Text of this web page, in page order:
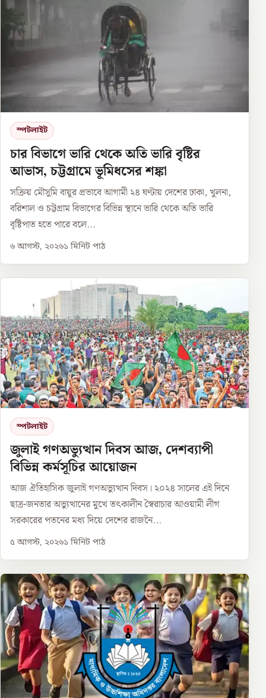
স্পটলাইট
চার বিভাগে ভারি থেকে অতি ভারি বৃষ্টির
আভাস, চট্টগ্রামে ভূমিধসের শঙ্কা
সক্রিয় মৌসুমি বায়ুর প্রভাবে আগামী ২৪ ঘণ্টায় দেশের ঢাকা, খুলনা,
বরিশাল ও চট্টগ্রাম বিভাগের বিভিন্ন স্থানে ভারি থেকে অতি ভারি
বৃষ্টিপাত হতে পারে বলে...
৬ আগস্ট, ২০২৬১ মিনিট পাঠ
স্পটলাইট
জুলাই গণঅভ্যুত্থান দিবস আজ, দেশব্যাপী
বিভিন্ন কর্মসূচির আয়োজন
আজ ঐতিহাসিক জুলাই গণঅভ্যুত্থান দিবস। ২০২৪ সালের এই দিনে
ছাত্র-জনতার অভ্যুত্থানের মুখে তৎকালীন স্বৈরাচার আওয়ামী লীগ
সরকারের পতনের মধ্য দিয়ে দেশের রাজনৈ...
৫ আগস্ট, ২০২৬১ মিনিট পাঠ